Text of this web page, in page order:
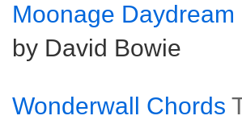
Moonage Daydream
by David Bowie
Wonderwall Chords